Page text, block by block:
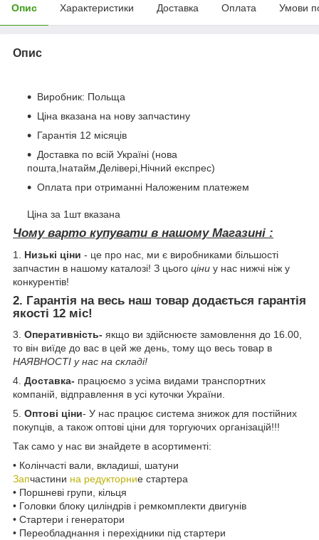
Опис Характеристики Доставка Оплата Умови
Опис
Виробник: Польща
Ціна вказана на нову запчастину
Гарантія 12 місяців
Доставка по всій Україні (нова
пошта,Інатайм,Делівері,Нічний експрес)
Оплата при отриманні Наложеним платежем
Ціна за 1шт вказана
Чому варто купувати в нашому Магазині :
1. Низькі ціни - це про нас, ми є виробниками більшості
запчастин в нашому каталозі! З цього ціни у нас нижчі ніж у
конкурентів!
2. Гарантія на весь наш товар додається гарантія
якості 12 міс!
3. Оперативність- якщо ви здійснюєте замовлення до 16.00,
то він виїде до вас в цей же день, тому що весь товар в
НАЯВНОСТІ у нас на складі!
4. Доставка- працюємо з усіма видами транспортних
компаній, відправлення в усі куточки України.
5. Оптові ціни- У нас працює система знижок для постійних
покупців, а також оптові ціни для торгуючих організацій!!!
Так само у нас ви знайдете в асортименті:
• Колінчасті вали, вкладиші, шатуни
Запчастини на редукторние стартера
• Поршневі групи, кільця
• Головки блоку циліндрів і ремкомплекти двигунів
• Стартери і генератори
• Переобладнання і перехідники під стартери